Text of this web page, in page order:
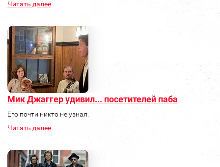
Читать далее
Мик Джаггер удивил... посетителей паба
Его почти никто не узнал.
Читать далее